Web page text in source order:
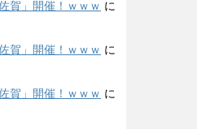
賀」開催！ｗｗｗ に
賀」開催！ｗｗｗ に
賀」開催！ｗｗｗ に